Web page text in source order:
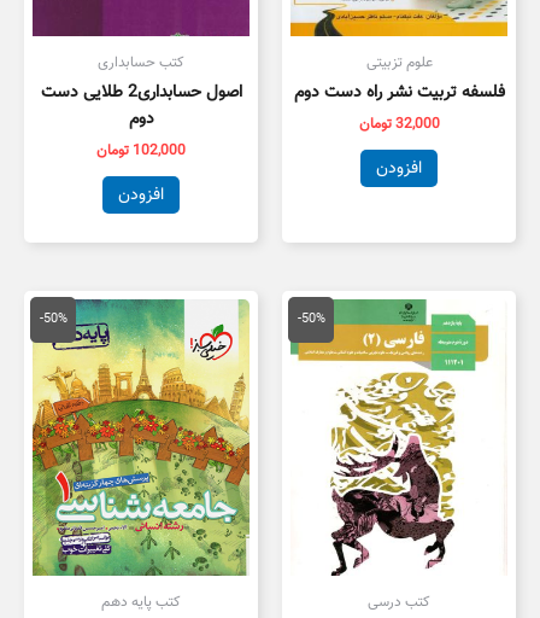
علوم تزبیتی
فلسفه تربیت نشر راه دست دوم
32,000تومان
افزودن
کتب حسابداری
اصول حسابداری2 طلایی دست
دوم
102,000 تومان
افزودن
-50%
کتب درسی
قیمت
اصلی
100,000 تومان
بود.
قیمت
فعلی
است.
-50%
کتب پایه دهم
قیمت
اصلی
50,000 تومان
بود.
قیمت
فعلی
است.